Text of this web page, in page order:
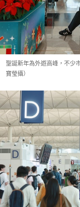
聖誕新年為外遊高峰，不少
寶瑩攝）